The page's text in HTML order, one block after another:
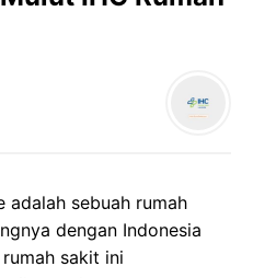
adalah sebuah rumah
dengan Indonesia
sakit ini